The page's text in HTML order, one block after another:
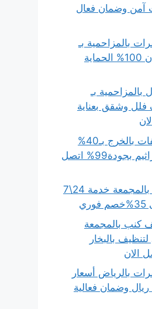
وضمان فعال
بالمزاحمية بـ
34% خصم و ضمان 100% الحماية
بـ
فلل وشقق بعناية
شركة تنظيف مكيفات بالخرج بـ40%
لإزالة الأتربة والجراثيم بجودة99% اتصل
شركة تنظيف فلل بالمجمعة خدمة 24\7
كنب بالمجمعة
بالبخار
الان
بالرياض أسعار
رخيصة تبدأ بـ300 ريال وضمان فعالية